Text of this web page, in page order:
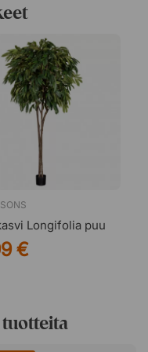
misä osa-alueesta
osa DNA:tamme
pariin palaamme aina
Longifolia puu
€